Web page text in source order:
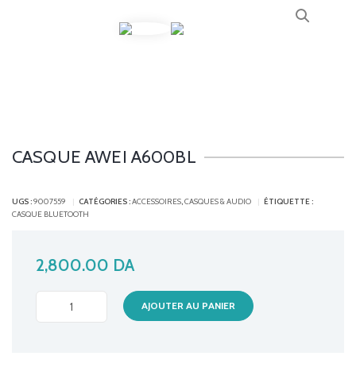
CASQUE AWEI A600BL
UGS :9007559 CATÉGORIES :ACCESSOIRES,CASQUES & AUDIO
ÉTIQUETTE :
CASQUE BLUETOOTH
2,800.00 DA
CASQUE
AWEI
AJOUTER AU PANIER